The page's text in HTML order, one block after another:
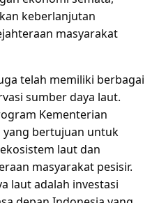
keberlanjutan
masyarakat
telah memiliki berbagai
sumber daya laut.
Kementerian
yang bertujuan untuk
laut dan
masyarakat pesisir.
laut adalah investasi